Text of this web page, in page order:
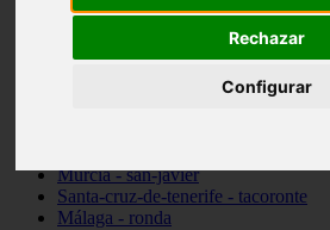
Rechazar
Configurar
Pontevedra - lalín
Murcia - san-javier
Santa-cruz-de-tenerife - tacoronte
Málaga - ronda